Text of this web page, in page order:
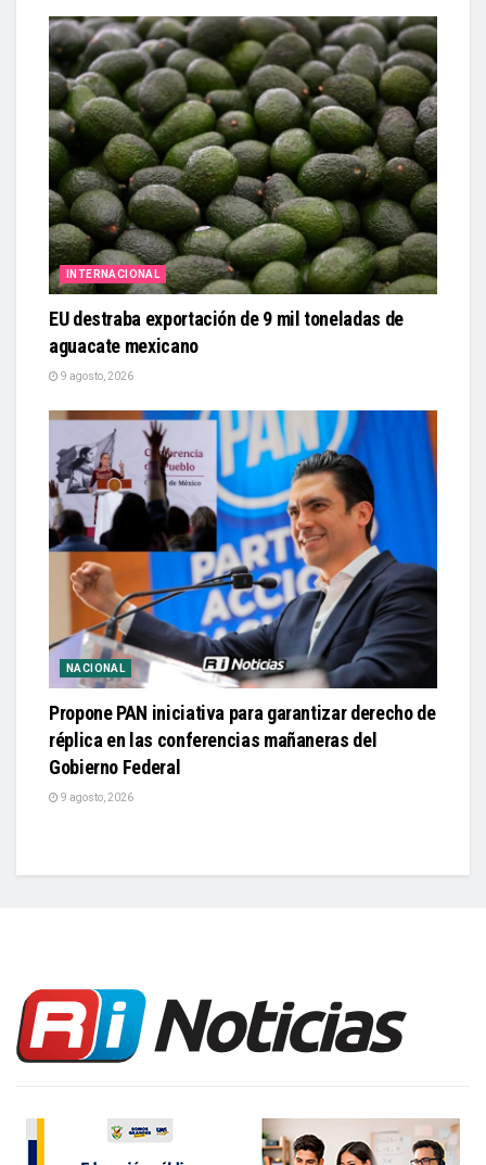
INTERNACIONAL
EU destraba exportación de 9 mil toneladas de
aguacate mexicano
9 agosto, 2026
NACIONAL
Propone PAN iniciativa para garantizar derecho de
réplica en las conferencias mañaneras del
Gobierno Federal
9 agosto, 2026